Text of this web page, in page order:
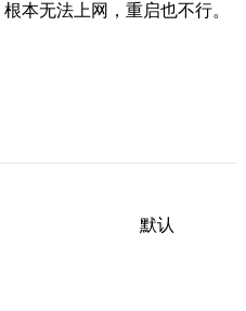
无法上网，重启也不行。
默认